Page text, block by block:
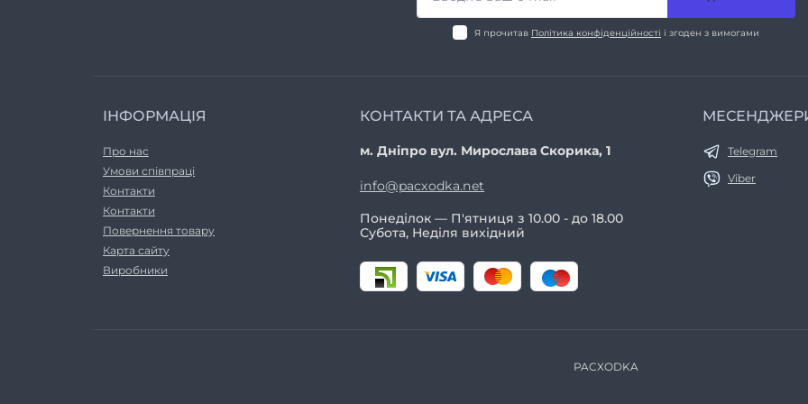
Я прочитав Політика конфіденційності і згоден з вимогами
ІНФОРМАЦІЯ
Про нас
Умови співпраці
Контакти
Контакти
Повернення товару
Карта сайту
Виробники
КОНТАКТИ ТА АДРЕСА
м. Дніпро вул. Мирослава Скорика, 1
info@pacxodka.net
Понеділок — П'ятниця з 10.00 - до 18.00
Субота, Неділя вихідний
Telegram
Viber
PACXODKA